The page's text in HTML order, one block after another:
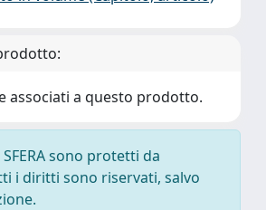
associati a questo prodotto.
sono protetti da
i diritti sono riservati, salvo